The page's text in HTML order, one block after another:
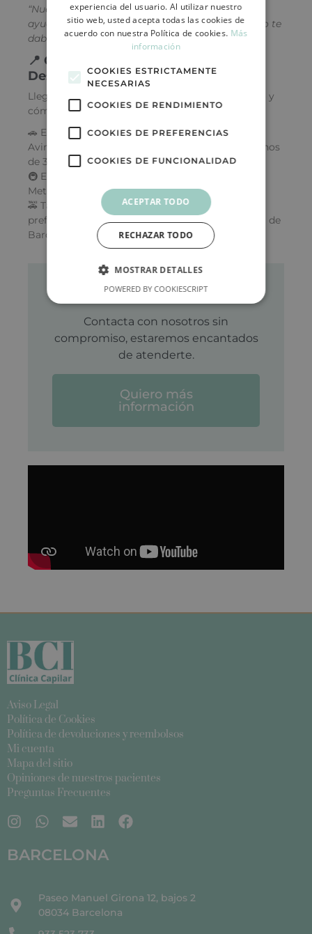
“Nuestro objetivo no es solo frenar la caída, sino
ayudarte a recuperar la seguridad que tu cabello te
daba.”
📍 Cómo llegar desde Sant Just
Desvern
Llegar a nuestra clínica desde Sant Just es rápido y
cómodo:
🚗 En coche: acceso directo por Ronda de Dalt o
Avinguda Diagonal. Aparcamiento público a menos
de 3 minutos.
🚇 En transporte público: Línea T3 del Trambaix +
Metro L3 (Diagonal).
🚕 También ofrecemos servicio de atención
preferente para pacientes que vienen desde fuera de
Barcelona.
¿Quieres más información?
Contacta con nosotros sin
compromiso, estaremos encantados
de atenderte.
Quiero más
información
Aviso Legal
Política de Cookies
Política de devoluciones y reembolsos
Mi cuenta
Mapa del sitio
Opiniones de nuestros pacientes
Preguntas Frecuentes
BARCELONA
Paseo Manuel Girona 12, bajos 2
08034 Barcelona
experiencia del usuario. Al utilizar nuestro
sitio web, usted acepta todas las cookies de
acuerdo con nuestra Política de cookies. Más
información
COOKIES ESTRICTAMENTE
NECESARIAS
COOKIES DE RENDIMIENTO
COOKIES DE PREFERENCIAS
COOKIES DE FUNCIONALIDAD
ACEPTAR TODO
RECHAZAR TODO
MOSTRAR DETALLES
POWERED BY COOKIESCRIPT